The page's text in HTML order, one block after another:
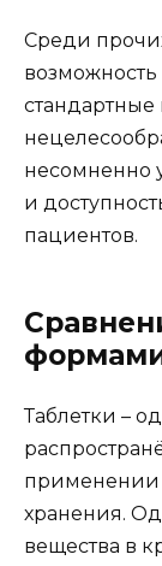
Среди
несомненно
и
пациентов.
Таблетки –
применении
хранения.
вещества в